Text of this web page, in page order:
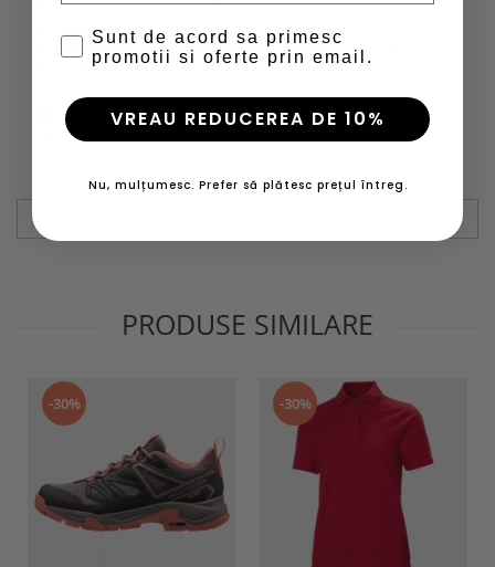
Maneci conectate la umeri fara cusaturi, dintr-o piesa;
Badge cu logo grafic;
Este dotata cu protectie impotriva razelor UV (UPF 50+);
Confectionata din materiale reciclate Ocean Bound.
Performanta
Greutate - nivel 4/6 (usor)
PRODUSE SIMILARE
-30% -30%
Sunt de acord sa primesc
promotii si oferte prin email.
VREAU REDUCEREA DE 10%
Nu, mulțumesc. Prefer să plătesc prețul întreg.